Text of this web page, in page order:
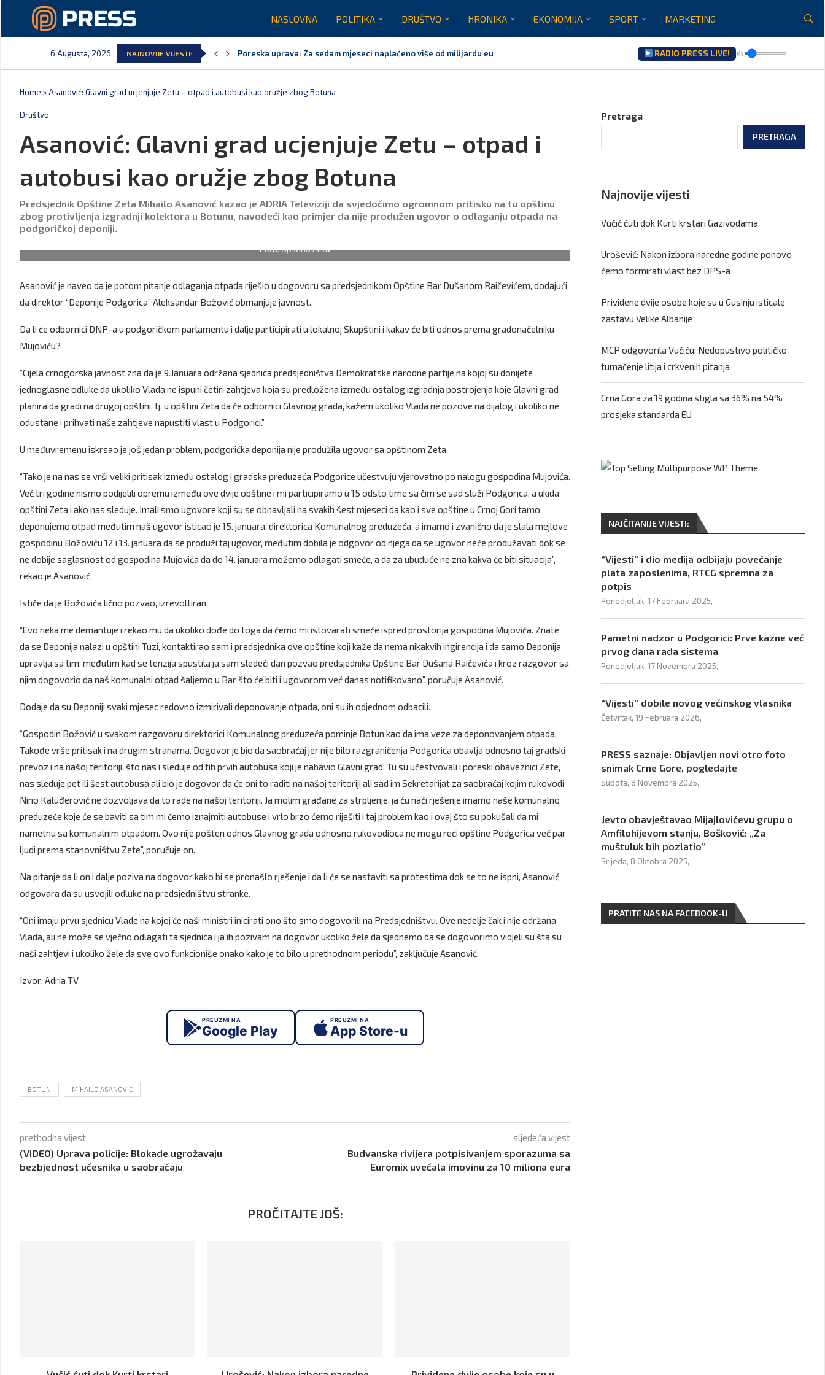
NASLOVNA POLITIKA DRUŠTVO HRONIKA EKONOMIJA SPORT MARKETING
6 Augusta, 2026 NAJNOVIJE VIJESTI:
Poreska uprava: Za sedam mjeseci naplaćeno više od milijardu eura bruto...
Laković: Crna Gora nije dobila zvaničnu inicijativu za centre za migrante
Crna Gora neće biti domaćin migrantskih centara
Aerodromi Crne Gore za sedam mjeseci opslužili dva miliona putnika
EPCG: Sistem stabilan, Termoelektrana Pljevlja ponovo u pogonu od danas
Spajić: Crna Gora neće prihvatiti centre EU za repatrijaciju migranata
RADIO PRESS LIVE!
Home »Asanović: Glavni grad ucjenjuje Zetu – otpad i autobusi kao oružje zbog Botuna
Društvo
Asanović: Glavni grad ucjenjuje Zetu – otpad i
autobusi kao oružje zbog Botuna
Predsjednik Opštine Zeta Mihailo Asanović kazao je ADRIA Televiziji da svjedočimo ogromnom pritisku na tu opštinu
zbog protivljenja izgradnji kolektora u Botunu, navodeći kao primjer da nije produžen ugovor o odlaganju otpada na
podgoričkoj deponiji.
Foto: Opština Zeta
Asanović je naveo da je potom pitanje odlaganja otpada riješio u dogovoru sa predsjednikom Opštine Bar Dušanom Raičevićem, dodajući
da direktor “Deponije Podgorica” Aleksandar Božović obmanjuje javnost.
Da li će odbornici DNP-a u podgoričkom parlamentu i dalje participirati u lokalnoj Skupštini i kakav će biti odnos prema gradonačelniku
Mujoviću?
“Cijela crnogorska javnost zna da je 9.Januara održana sjednica predsjedništva Demokratske narodne partije na kojoj su donijete
jednoglasne odluke da ukoliko Vlada ne ispuni četiri zahtjeva koja su predložena između ostalog izgradnja postrojenja koje Glavni grad
planira da gradi na drugoj opštini, tj. u opštini Zeta da će odbornici Glavnog grada, kažem ukoliko Vlada ne pozove na dijalog i ukoliko ne
odustane i prihvati naše zahtjeve napustiti vlast u Podgorici.”
U međuvremenu iskrsao je još jedan problem, podgorička deponija nije produžila ugovor sa opštinom Zeta.
“Tako je na nas se vrši veliki pritisak između ostalog i gradska preduzeća Podgorice učestvuju vjerovatno po nalogu gospodina Mujovića.
Već tri godine nismo podijelili opremu između ove dvije opštine i mi participiramo u 15 odsto time sa čim se sad služi Podgorica, a ukida
opštini Zeta i ako nas sleduje. Imali smo ugovore koji su se obnavljali na svakih šest mjeseci da kao i sve opštine u Crnoj Gori tamo
deponujemo otpad međutim naš ugovor isticao je 15. januara, direktorica Komunalnog preduzeća, a imamo i zvanično da je slala mejlove
gospodinu Božoviću 12 i 13. januara da se produži taj ugovor, međutim dobila je odgovor od njega da se ugovor neće produžavati dok se
ne dobije saglasnost od gospodina Mujovića da do 14. januara možemo odlagati smeće, a da za ubuduće ne zna kakva će biti situacija”,
rekao je Asanović.
Ističe da je Božovića lično pozvao, izrevoltiran.
“Evo neka me demantuje i rekao mu da ukoliko dođe do toga da ćemo mi istovarati smeće ispred prostorija gospodina Mujovića. Znate
da se Deponija nalazi u opštini Tuzi, kontaktirao sam i predsjednika ove opštine koji kaže da nema nikakvih ingirencija i da samo Deponija
upravlja sa tim, međutim kad se tenzija spustila ja sam sledeći dan pozvao predsjednika Opštine Bar Dušana Raičevića i kroz razgovor sa
njim dogovorio da naš komunalni otpad šaljemo u Bar što će biti i ugovorom već danas notifikovano”, poručuje Asanović.
Dodaje da su Deponiji svaki mjesec redovno izmirivali deponovanje otpada, oni su ih odjednom odbacili.
“Gospodin Božović u svakom razgovoru direktorici Komunalnog preduzeća pominje Botun kao da ima veze za deponovanjem otpada.
Takođe vrše pritisak i na drugim stranama. Dogovor je bio da saobraćaj jer nije bilo razgraničenja Podgorica obavlja odnosno taj gradski
prevoz i na našoj teritoriji, što nas i sleduje od tih prvih autobusa koji je nabavio Glavni grad. Tu su učestvovali i poreski obaveznici Zete,
nas sleduje pet ili šest autobusa ali bio je dogovor da će oni to raditi na našoj teritoriji ali sad im Sekretarijat za saobraćaj kojim rukovodi
Nino Kaluđerović ne dozvoljava da to rade na našoj teritoriji. Ja molim građane za strpljenje, ja ću naći rješenje imamo naše komunalno
preduzeće koje će se baviti sa tim mi ćemo iznajmiti autobuse i vrlo brzo ćemo riješiti i taj problem kao i ovaj što su pokušali da mi
nametnu sa komunalnim otpadom. Ovo nije pošten odnos Glavnog grada odnosno rukovodioca ne mogu reći opštine Podgorica već par
ljudi prema stanovništvu Zete”, poručuje on.
Na pitanje da li on i dalje poziva na dogovor kako bi se pronašlo rješenje i da li će se nastaviti sa protestima dok se to ne ispni, Asanović
odgovara da su usvojili odluke na predsjedništvu stranke.
“Oni imaju prvu sjednicu Vlade na kojoj će naši ministri inicirati ono što smo dogovorili na Predsjedništvu. Ove nedelje čak i nije održana
Vlada, ali ne može se vječno odlagati ta sjednica i ja ih pozivam na dogovor ukoliko žele da sjednemo da se dogovorimo vidjeli su šta su
naši zahtjevi i ukoliko žele da sve ovo funkcioniše onako kako je to bilo u prethodnom periodu”, zaključuje Asanović.
Izvor: Adria TV
PREUZMI NA
Google Play
PREUZMI NA
App Store-u
BOTUN MIHAILO ASANOVIĆ
prethodna vijest
(VIDEO) Uprava policije: Blokade ugrožavaju
bezbjednost učesnika u saobraćaju
sljedeća vijest
Budvanska rivijera potpisivanjem sporazuma sa
Euromix uvećala imovinu za 10 miliona eura
PROČITAJTE JOŠ:
Pretraga
PRETRAGA
Najnovije vijesti
Vučić ćuti dok Kurti krstari Gazivodama
Urošević: Nakon izbora naredne godine ponovo
ćemo formirati vlast bez DPS-a
Prividene dvije osobe koje su u Gusinju isticale
zastavu Velike Albanije
MCP odgovorila Vučiću: Nedopustivo političko
tumačenje litija i crkvenih pitanja
Crna Gora za 19 godina stigla sa 36% na 54%
prosjeka standarda EU
NAJČITANIJE VIJESTI:
“Vijesti” i dio medija odbijaju povećanje
plata zaposlenima, RTCG spremna za
potpis
Ponedjeljak, 17 Februara 2025,
Pametni nadzor u Podgorici: Prve kazne već
prvog dana rada sistema
Ponedjeljak, 17 Novembra 2025,
“Vijesti” dobile novog većinskog vlasnika
Četvrtak, 19 Februara 2026,
PRESS saznaje: Objavljen novi otro foto
snimak Crne Gore, pogledajte
Subota, 8 Novembra 2025,
Jevto obavještavao Mijajlovićevu grupu o
Amfilohijevom stanju, Bošković: „Za
muštuluk bih pozlatio“
Srijeda, 8 Oktobra 2025,
PRATITE NAS NA FACEBOOK-U